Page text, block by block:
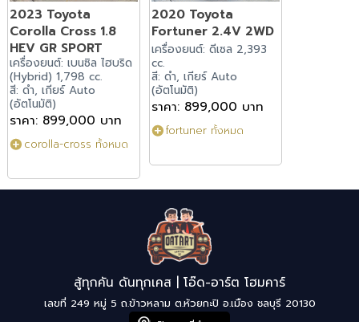
2023 Toyota
Corolla Cross 1.8
HEV GR SPORT
เครื่องยนต์: เบนซิล ไฮบริด
(Hybrid) 1,798 cc.
สี: ดำ, เกียร์ Auto
(อัตโนมัติ)
ราคา: 899,000 บาท
corolla-cross ทั้งหมด
2020 Toyota
Fortuner 2.4V 2WD
เครื่องยนต์: ดีเซล 2,393
cc.
สี: ดำ, เกียร์ Auto
(อัตโนมัติ)
ราคา: 899,000 บาท
fortuner ทั้งหมด
สู้ทุกคัน ดันทุกเคส | โอ๊ด-อาร์ต โฮมคาร์
เลขที่ 249 หมู่ 5 ถ.ข้าวหลาม ต.ห้วยกะปิ อ.เมือง ชลบุรี 20130